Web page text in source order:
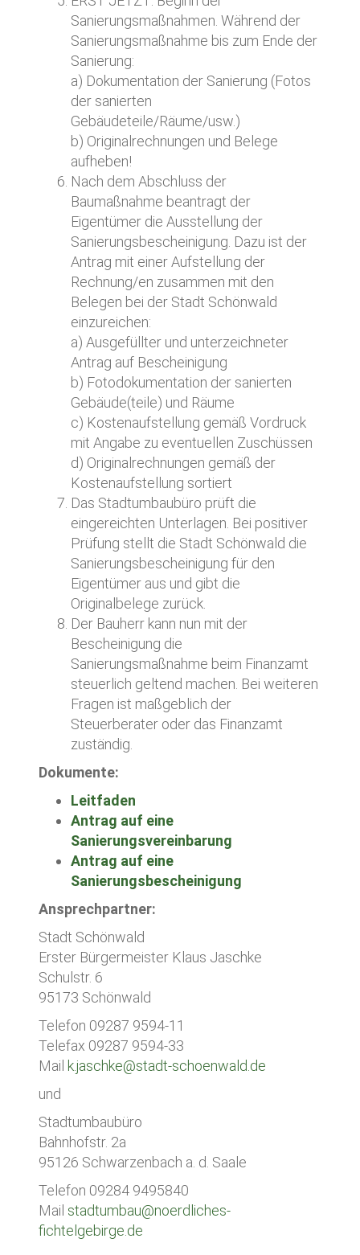
Sanierungsmaßnahmen. Während der
Sanierungsmaßnahme bis zum Ende der
Sanierung:
a) Dokumentation der Sanierung (Fotos
der sanierten
Gebäudeteile/Räume/usw.)
b) Originalrechnungen und Belege
aufheben!
Nach dem Abschluss der
Baumaßnahme beantragt der
Eigentümer die Ausstellung der
Sanierungsbescheinigung. Dazu ist der
Antrag mit einer Aufstellung der
Rechnung/en zusammen mit den
Belegen bei der Stadt Schönwald
einzureichen:
a) Ausgefüllter und unterzeichneter
Antrag auf Bescheinigung
b) Fotodokumentation der sanierten
Gebäude(teile) und Räume
c) Kostenaufstellung gemäß Vordruck
mit Angabe zu eventuellen Zuschüssen
d) Originalrechnungen gemäß der
Kostenaufstellung sortiert
Das Stadtumbaubüro prüft die
eingereichten Unterlagen. Bei positiver
Prüfung stellt die Stadt Schönwald die
Sanierungsbescheinigung für den
Eigentümer aus und gibt die
Originalbelege zurück.
Der Bauherr kann nun mit der
Bescheinigung die
Sanierungsmaßnahme beim Finanzamt
steuerlich geltend machen. Bei weiteren
Fragen ist maßgeblich der
Steuerberater oder das Finanzamt
zuständig.
Dokumente:
Leitfaden
Antrag auf eine
Sanierungsvereinbarung
Antrag auf eine
Sanierungsbescheinigung
Ansprechpartner:
Stadt Schönwald
Erster Bürgermeister Klaus Jaschke
Schulstr. 6
95173 Schönwald
Telefon 09287 9594-11
Telefax 09287 9594-33
Mail k.jaschke@stadt-schoenwald.de
und
Stadtumbaubüro
Bahnhofstr. 2a
95126 Schwarzenbach a. d. Saale
Telefon 09284 9495840
Mail stadtumbau@noerdliches-
fichtelgebirge.de